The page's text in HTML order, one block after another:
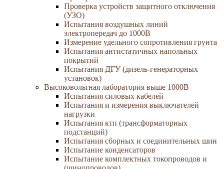
Проверка устройств защитного отключения
(УЗО)
Испытания воздушных линий
электропередач до 1000В
Измерение удельного сопротивления грунта
Испытания антистатичных напольных
покрытий
Испытания ДГУ (дизель-генераторных
установок)
Высоковольтная лаборатория выше 1000В
Испытания силовых кабелей
Испытания и измерения выключателей
нагрузки
Испытания ктп (трансформаторных
подстанций)
Испытания сборных и соединительных шин
Испытание конденсаторов
Испытание комплектных токопроводов и